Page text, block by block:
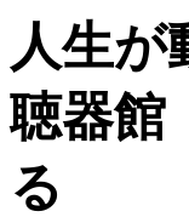
人生
聴器